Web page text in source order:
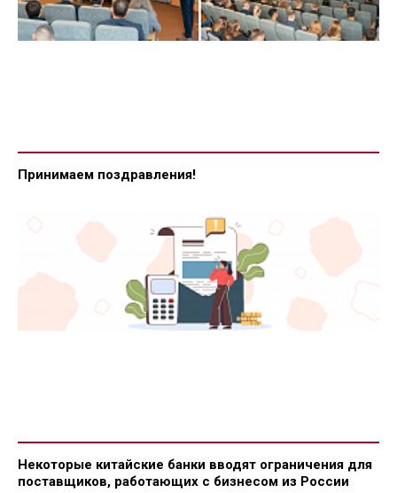
Принимаем поздравления!
Некоторые китайские банки вводят ограничения для
поставщиков, работающих с бизнесом из России